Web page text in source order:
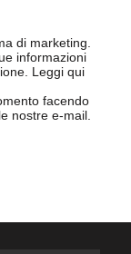
di marketing.
informazioni
Leggi qui
facendo
nostre e-mail.